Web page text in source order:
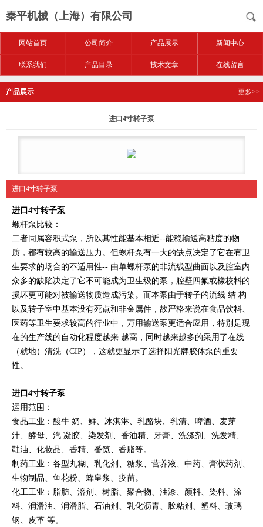
秦平机械（上海）有限公司
网站首页 公司简介 产品展示 新闻中心
联系我们 产品目录 技术文章 在线留言
产品展示 更多>>
进口4寸转子泵
进口4寸转子泵
进口4寸转子泵
螺杆泵比较：
二者同属容积式泵，所以其性能基本相近--能稳输送高粘度的物
质，都有较高的输送压力。但螺杆泵有一大的缺点决定了它在有卫
生要求的场合的不适用性-- 由单螺杆泵的非流线型曲面以及腔室内
众多的缺陷决定了它不可能成为卫生级的泵，腔壁四氟或橡校料的
损坏更可能对被输送物质造成污染。而本泵由于转子的流线 结 构
以及转子室中基本没有死点和非金属件，故严格来说在食品饮料、
医药等卫生要求较高的行业中，万用输送泵更适合应用，特别是现
在的生产线的自动化程度越来 越高，同时越来越多的采用了在线
（就地）清洗（CIP），这就更显示了选择阳光牌胶体泵的重要
性。
进口4寸转子泵
运用范围：
食品工业：酸牛 奶、鲜、冰淇淋、乳酪块、乳清、啤酒、麦芽
汁、酵母、汽 凝胶、染发剂、香油精、牙膏、洗涤剂、洗发精、
鞋油、化妆品、香精、番笕、香脂等。
制药工业：各型丸糊、乳化剂、糖浆、营养液、中药、膏状药剂、
生物制品、鱼花粉、蜂皇浆、疫苗。
化工工业：脂肪、溶剂、树脂、聚合物、油漆、颜料、染料、涂
料、润滑油、润滑脂、石油剂、乳化沥青、胶粘剂、塑料、玻璃
钢、皮革 等。